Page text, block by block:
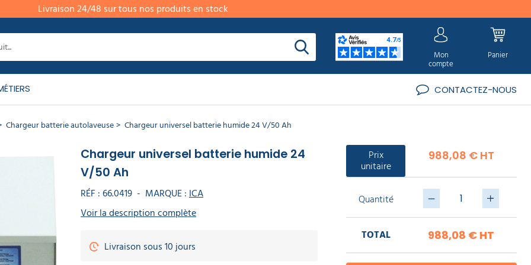
Livraison 24/48 sur tous nos produits en stock
Mon
compte
Panier
CONTACTEZ-NOUS
Chargeur batterie autolaveuse Chargeur universel batterie humide 24 V/50 Ah
Chargeur universel batterie humide 24
V/50 Ah
RÉF :66.0419 - MARQUE :ICA
Voir la description complète
Livraison sous 10 jours
Prix
unitaire
988,08 € HT
Quantité
TOTAL 988,08 € HT